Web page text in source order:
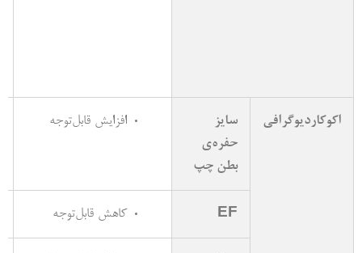
اکوکاردیوگرافی
سایز
حفره‌­ی
بطن چپ
افزایش قابل­‌توجه
EF کاهش قابل‌­توجه